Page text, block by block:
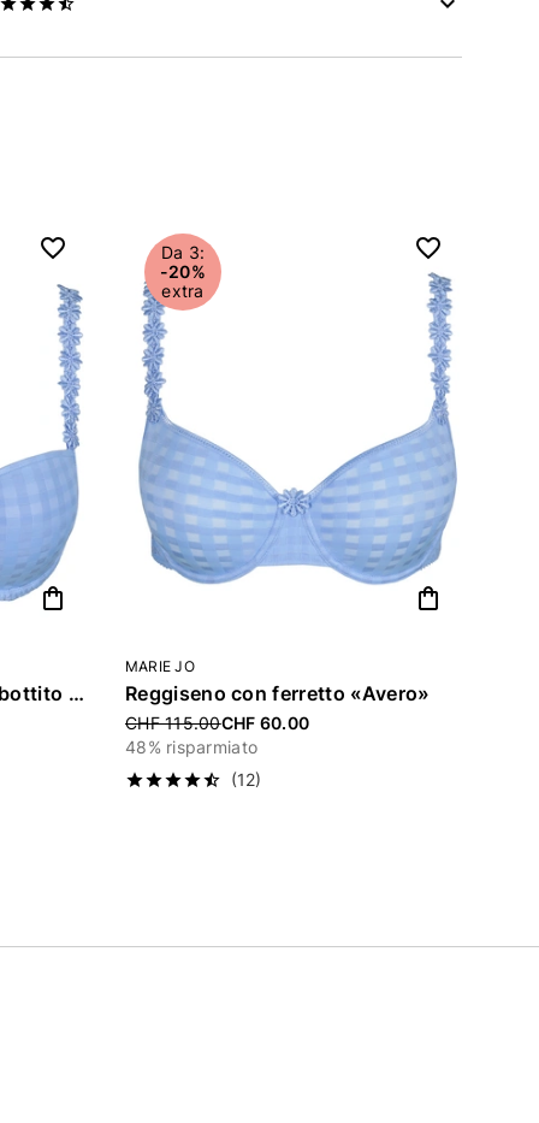
shopping_bag
Reggiseno con ferretto imbottito «Avero»
shopping_bag
Da 3:
-20%
extra
MARIE JO
Reggiseno con ferretto «Avero»
Price reduced from
CHF 115.00CHF 60.00
48% risparmiato
(12)